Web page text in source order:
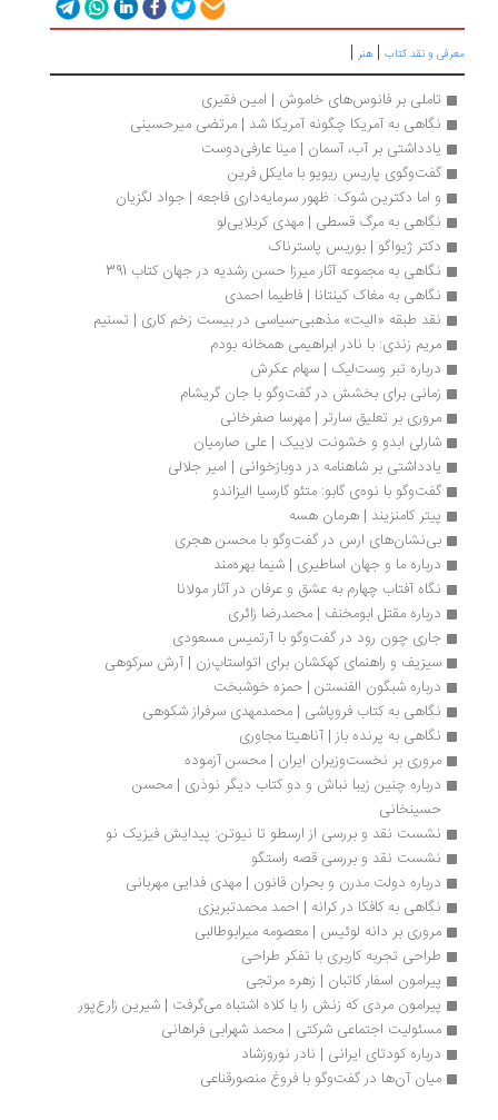
و نقد کتاب|هنر|
تاملی بر فانوس‌های خاموش | امین فقیری
نگاهی به آمریکا چگونه آمریکا شد | مرتضی میرحسینی
یادداشتی بر آب، آسمان | مینا عارفی‌دوست
گفت‌وگوی پاریس ریویو با مایکل فرین
و اما دکترین شوک: ظهور سرمایه‌داری فاجعه | جواد لگزیان
نگاهی به مرگ قسطی | مهدی کربلایی‌‌لو
دکتر ژیواگو | بوریس پاسترناک
نگاهی به مجموعه آثار میرزا حسن رشدیه در جهان کتاب 391
نگاهی به مغاک کینتانا | فاطیما احمدی
نقد طبقه‌ «الیت» مذهبی-سیاسی در بیست زخم کاری | تسنیم
مریم زندی: با نادر ابراهیمی همخانه بودم
درباره تبر وست‌لیک | سهام عکرش
زمانی برای بخشش در گفت‌وگو با جان گریشام
مروری بر تعلیق سارتر | مهرسا صفرخانی
شارلی ابدو و خشونت لاییک | علی صارمیان
یادداشتی بر شاهنامه در دوبازخوانی | امیر جلالی
گفت‌وگو با نوه‌ی گابو: متئو گارسیا الیزاندو
پیتر کامنزیند | هرمان هسه
بی‌نشان‌های ارس در گفت‌وگو با محسن هجری
درباره ما و جهان اساطیری | شیما بهره‌مند
نگاه آفتاب چهارم به عشق و عرفان در آثار مولانا
درباره مقتل ابومخنف | محمدرضا زائری
جاری چون رود در گفت‌وگو با آرتمیس مسعودی
سیزیف و راهنمای کهکشان برای اتواستاپ‌زن‌ | آرش سرکوهی
درباره شبگون الفنستن | حمزه خوشبخت
نگاهی به کتاب فروپاشی | محمدمهدی سرفراز شکوهی
نگاهی به پرنده باز | آناهیتا مجاوری
مروری بر نخست‌وزیران ایران | محسن آزموده
درباره چنین زیبا نباش و دو کتاب دیگر نوذری | محسن
حسینخانی
نشست نقد و بررسی از ارسطو تا نیوتن: پیدایش فیزیک نو
نشست نقد و بررسی قصه راستگو
درباره دولت مدرن و بحران قانون | مهدی فدایی مهربانی
نگاهی به کافکا در کرانه | احمد محمدتبریزی
مروری بر دانه لوئیس | معصومه میرابوطالبی
طراحی تجربه کاربری با تفکر طراحی
پیرامون اسفار کاتبان | زهره مرتجی
پیرامون ‌مردی که زنش را با کلاه اشتباه می‌گرفت | شیرین زارع‌پور
مسئولیت اجتماعی شرکتی | محمد شهرابی فراهانی
درباره کودتای ایرانی | نادر نوروزشاد
میان آن‌ها در گفت‌وگو با فروغ منصورقناعی